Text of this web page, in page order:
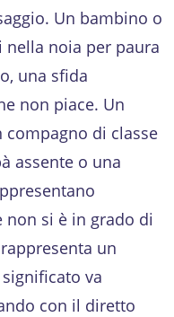
Un bambino o
noia per paura
una sfida
non piace. Un
compagno di classe
assente o una
non si è in grado di
un
va
con il diretto